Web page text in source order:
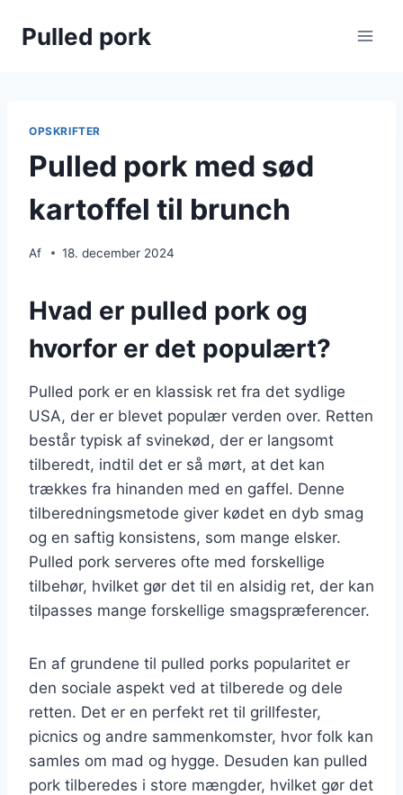
Pulled pork
OPSKRIFTER
Pulled pork med sød
kartoffel til brunch
Af 18. december 2024
Hvad er pulled pork og
hvorfor er det populært?
Pulled pork er en klassisk ret fra det sydlige
USA, der er blevet populær verden over. Retten
består typisk af svinekød, der er langsomt
tilberedt, indtil det er så mørt, at det kan
trækkes fra hinanden med en gaffel. Denne
tilberedningsmetode giver kødet en dyb smag
og en saftig konsistens, som mange elsker.
Pulled pork serveres ofte med forskellige
tilbehør, hvilket gør det til en alsidig ret, der kan
tilpasses mange forskellige smagspræferencer.
En af grundene til pulled porks popularitet er
den sociale aspekt ved at tilberede og dele
retten. Det er en perfekt ret til grillfester,
picnics og andre sammenkomster, hvor folk kan
samles om mad og hygge. Desuden kan pulled
pork tilberedes i store mængder, hvilket gør det